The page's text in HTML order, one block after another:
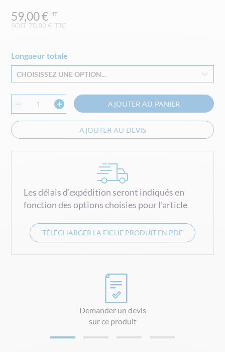
SOIT 70,80 € TTC
59,00 €
Longueur totale
CHOISISSEZ UNE OPTION...
AJOUTER AU PANIER
AJOUTER AU DEVIS
Les délais d'expédition seront indiqués en
fonction des options choisies pour l'article
TÉLÉCHARGER LA FICHE PRODUIT EN PDF
to
the
the
images
gallery
Demander un devis
sur ce produit